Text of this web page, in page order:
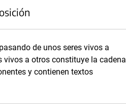
de unos seres vivos a
vivos a otros constituye la cadena
y contienen textos